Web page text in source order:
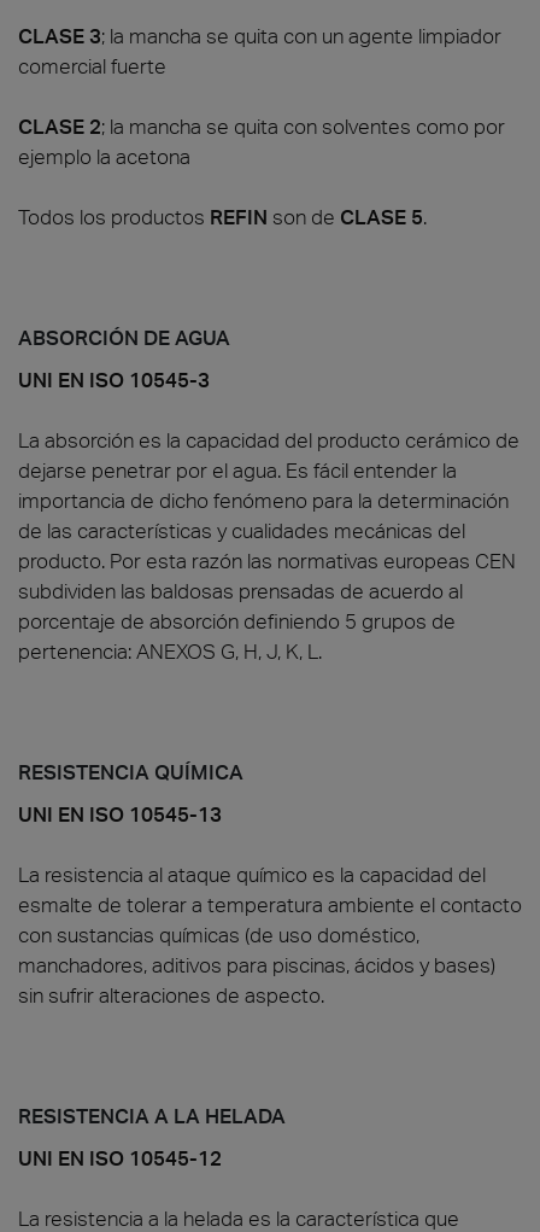
CLASE 3; la mancha se quita con un agente limpiador
comercial fuerte
CLASE 2; la mancha se quita con solventes como por
ejemplo la acetona
Todos los productos REFIN son de CLASE 5.
ABSORCIÓN DE AGUA
UNI EN ISO 10545-3
La absorción es la capacidad del producto cerámico de
dejarse penetrar por el agua. Es fácil entender la
importancia de dicho fenómeno para la determinación
de las características y cualidades mecánicas del
producto. Por esta razón las normativas europeas CEN
subdividen las baldosas prensadas de acuerdo al
porcentaje de absorción definiendo 5 grupos de
pertenencia: ANEXOS G, H, J, K, L.
RESISTENCIA QUÍMICA
UNI EN ISO 10545-13
La resistencia al ataque químico es la capacidad del
esmalte de tolerar a temperatura ambiente el contacto
con sustancias químicas (de uso doméstico,
manchadores, aditivos para piscinas, ácidos y bases)
sin sufrir alteraciones de aspecto.
RESISTENCIA A LA HELADA
UNI EN ISO 10545-12
La resistencia a la helada es la característica que